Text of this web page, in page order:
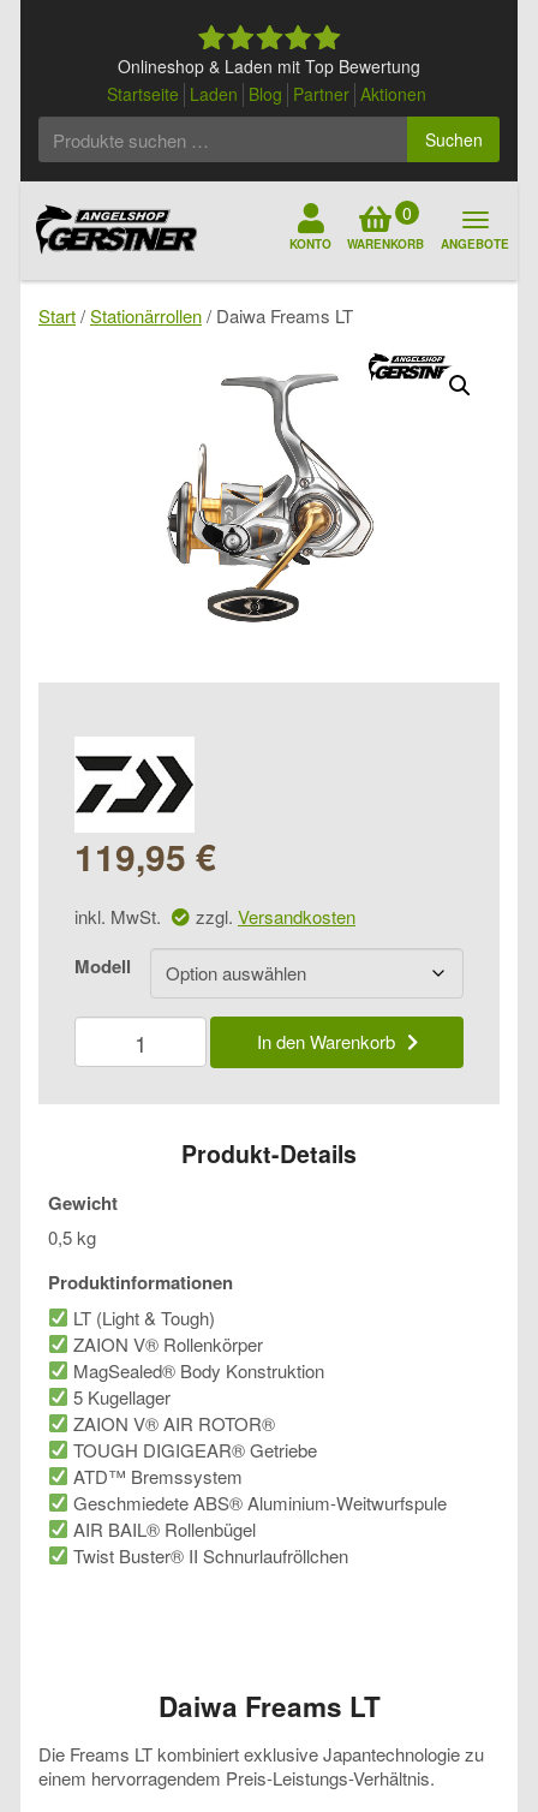
Onlineshop & Laden mit Top Bewertung
Startseite Laden Blog Partner Aktionen
Suchen
KONTO
0
WARENKORB ANGEBOTE
Start/Stationärrollen/ Daiwa Freams LT
Daiwa Freams LT
Die Freams LT kombiniert exklusive Japantechnologie zu
einem hervorragendem Preis-Leistungs-Verhältnis.
119,95 €
inkl. MwSt. zzgl. Versandkosten
Modell
Daiwa
LT
Menge
In den Warenkorb
Produkt-Details
Gewicht
0,5 kg
Produktinformationen
LT (Light & Tough)
ZAION V® Rollenkörper
MagSealed® Body Konstruktion
5 Kugellager
ZAION V® AIR ROTOR®
TOUGH DIGIGEAR® Getriebe
ATD™ Bremssystem
Geschmiedete ABS® Aluminium-Weitwurfspule
AIR BAIL® Rollenbügel
Twist Buster® II Schnurlaufröllchen